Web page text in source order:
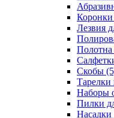
Коронки
Лезвия
Скобы
Наборы
Пилки
Насадки